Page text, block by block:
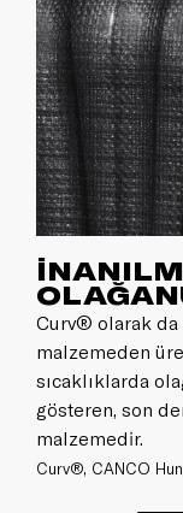
Curv® olarak
malzemeden
sıcaklıklarda
gösteren, son
malzemedir.
Curv®, CANCO